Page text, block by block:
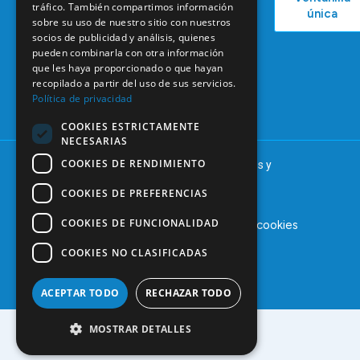
28046
Madrid
91 561 29 05
informacion@coem.org.es
Formación
Continuada
Tablón de
anuncios
Actualidad
única
© 2025 – COEM – Colegio Oficial de Odontólogos y
Estomatólogos de la I región
Aviso legalPolítica de privacidad Política de cookies
tráfico. También compartimos información
sobre su uso de nuestro sitio con nuestros
socios de publicidad y análisis, quienes
pueden combinarla con otra información
que les haya proporcionado o que hayan
recopilado a partir del uso de sus servicios.
Política de privacidad
COOKIES ESTRICTAMENTE
NECESARIAS
COOKIES DE RENDIMIENTO
COOKIES DE PREFERENCIAS
COOKIES DE FUNCIONALIDAD
COOKIES NO CLASIFICADAS
ACEPTAR TODO RECHAZAR TODO
MOSTRAR DETALLES